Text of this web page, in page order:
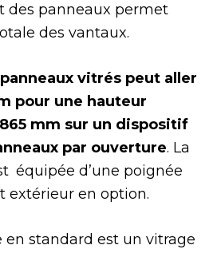
des panneaux permet
des vantaux.
vitrés peut aller
pour une hauteur
mm sur un dispositif
par ouverture. La
équipée d’une poignée
extérieur en option.
en standard est un vitrage